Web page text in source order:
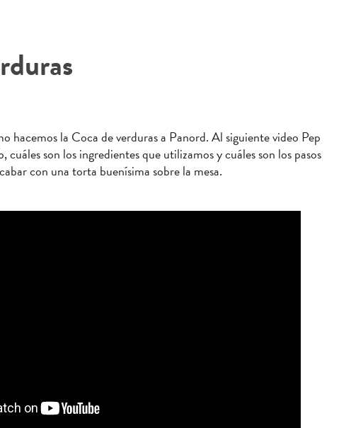
hacemos la Coca de verduras a Panord. Al siguiente video Pep
cuáles son los ingredientes que utilizamos y cuáles son los pasos
con una torta buenísima sobre la mesa.